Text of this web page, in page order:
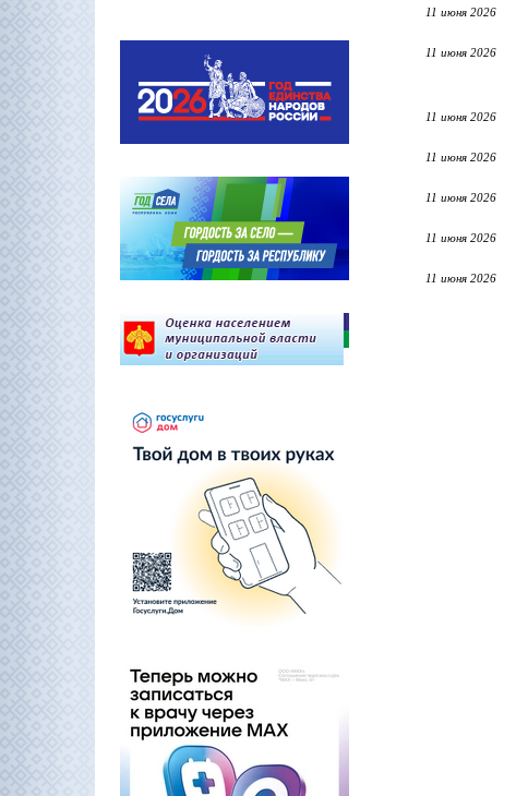
11 июня 2026
11 июня 2026
11 июня 2026
11 июня 2026
11 июня 2026
11 июня 2026
11 июня 2026